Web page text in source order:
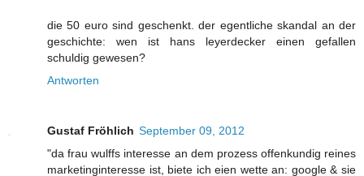
die 50 euro sind geschenkt. der egentliche skandal an der
geschichte: wen ist hans leyerdecker einen gefallen
schuldig gewesen?
Antworten
Gustaf Fröhlich September 09, 2012
"da frau wulffs interesse an dem prozess offenkundig reines
marketinginteresse ist, biete ich eien wette an: google & sie